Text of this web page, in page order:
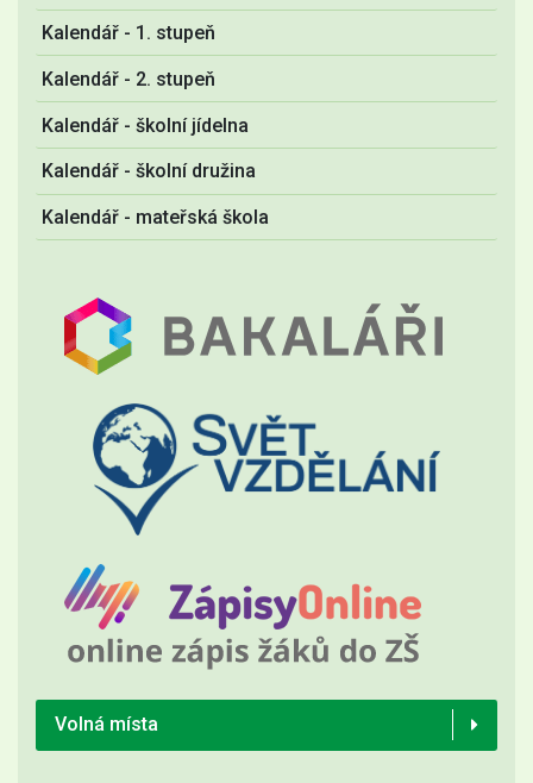
Kalendář - 1. stupeň
Kalendář - 2. stupeň
Kalendář - školní jídelna
Kalendář - školní družina
Kalendář - mateřská škola
Volná místa